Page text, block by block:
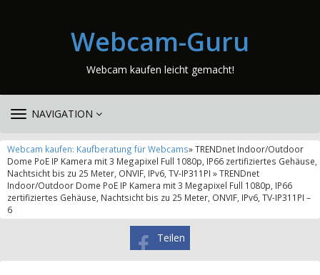
Webcam-Guru
Webcam kaufen leicht gemacht!
TOGGLE
NAVIGATION
Webcam kaufen: Kaufberatung für Webcams» TRENDnet Indoor/Outdoor
Dome PoE IP Kamera mit 3 Megapixel Full 1080p, IP66 zertifiziertes Gehäuse,
Nachtsicht bis zu 25 Meter, ONVIF, IPv6, TV-IP311PI » TRENDnet
Indoor/Outdoor Dome PoE IP Kamera mit 3 Megapixel Full 1080p, IP66
zertifiziertes Gehäuse, Nachtsicht bis zu 25 Meter, ONVIF, IPv6, TV-IP311PI –
6
Teilen